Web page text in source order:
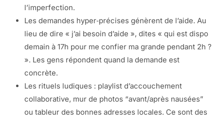
l’imperfection.
Les demandes hyper‑précises génèrent de l’aide. Au
lieu de dire « j’ai besoin d’aide », dites « qui est dispo
demain à 17h pour me confier ma grande pendant 2h ?
». Les gens répondent quand la demande est
concrète.
Les rituels ludiques : playlist d’accouchement
collaborative, mur de photos “avant/après nausées”
ou tableur des bonnes adresses locales. Ce sont des